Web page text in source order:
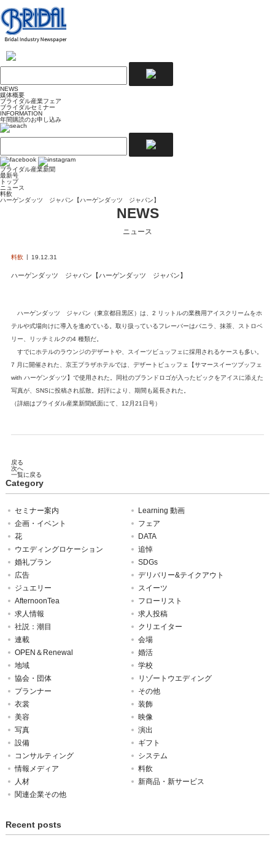
NEWS
媒体概要
ブライダル産業フェア
ブライダルセミナー
INFORMATION
年間購読のお申し込み
ブライダル産業新聞
最新号
トップ
ニュース
料飲
ハーゲンダッツ ジャパン【ハーゲンダッツ ジャパン】
NEWS
ニュース
料飲 19.12.31
ハーゲンダッツ ジャパン【ハーゲンダッツ ジャパン】
ハーゲンダッツ ジャパン（東京都目黒区）は、2 リットルの業務用アイスクリームをホ
テルや式場向けに導入を進めている。取り扱っているフレーバーはバニラ、抹茶、ストロベ
リー、リッチミルクの4 種類だ。
すでにホテルのラウンジのデザートや、スイーツビュッフェに採用されるケースも多い。
7 月に開催された、京王プラザホテルでは、デザートビュッフェ【サマースイーツブッフェ
with ハーゲンダッツ】で使用された。同社のブランドロゴが入ったピックをアイスに添えた
写真が、SNSに投稿され拡散。好評により、期間も延長された。
（詳細はブライダル産業新聞紙面にて、12月21日号）
戻る
次へ
一覧に戻る
Category
セミナー案内
Learning 動画
企画・イベント
フェア
花
DATA
ウエディングロケーション
追悼
婚礼プラン
SDGs
広告
デリバリー&テイクアウト
ジュエリー
スイーツ
AfternoonTea
フローリスト
求人情報
求人投稿
社説：潮目
クリエイター
連載
会場
OPEN＆Renewal
婚活
地域
学校
協会・団体
リゾートウエディング
プランナー
その他
衣裳
装飾
美容
映像
写真
演出
設備
ギフト
コンサルティング
システム
情報メディア
料飲
人材
新商品・新サービス
関連企業その他
Recent posts